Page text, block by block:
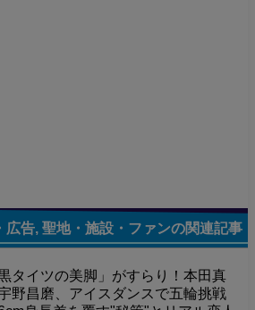
広告, 聖地・施設・ファンの関連記事
黒タイツの美脚」がすらり！本田真
野昌磨、アイスダンスで五輪挑戦